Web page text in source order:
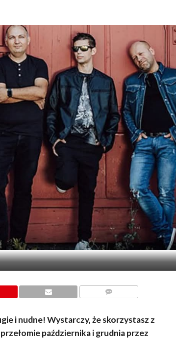
i nudne! Wystarczy, że skorzystasz z
października i grudnia przez